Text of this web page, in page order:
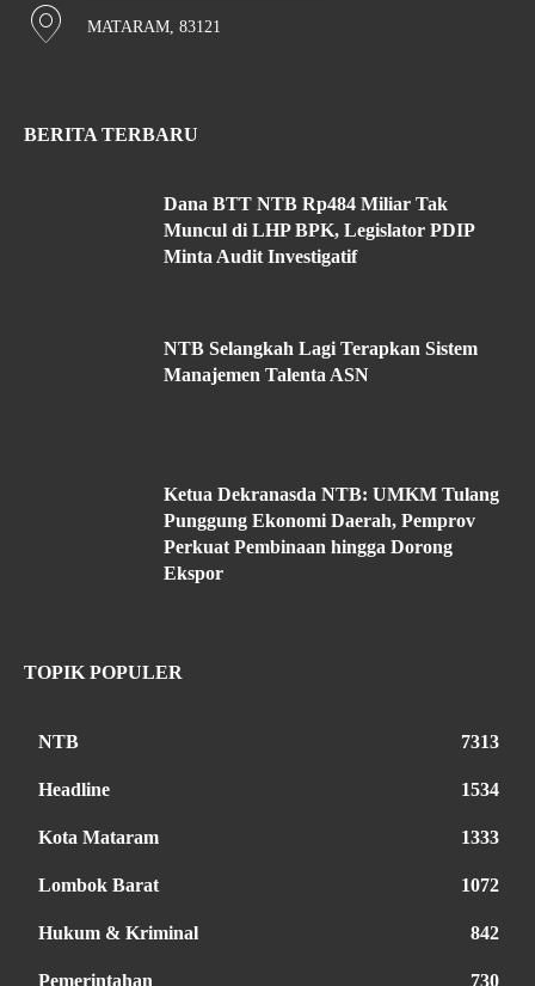
MATARAM, 83121
BERITA TERBARU
Dana BTT NTB Rp484 Miliar Tak
Muncul di LHP BPK, Legislator PDIP
Minta Audit Investigatif
NTB Selangkah Lagi Terapkan Sistem
Manajemen Talenta ASN
Ketua Dekranasda NTB: UMKM Tulang
Punggung Ekonomi Daerah, Pemprov
Perkuat Pembinaan hingga Dorong
Ekspor
TOPIK POPULER
NTB 7313
Headline 1534
Kota Mataram 1333
Lombok Barat 1072
Hukum & Kriminal 842
Pemerintahan 730